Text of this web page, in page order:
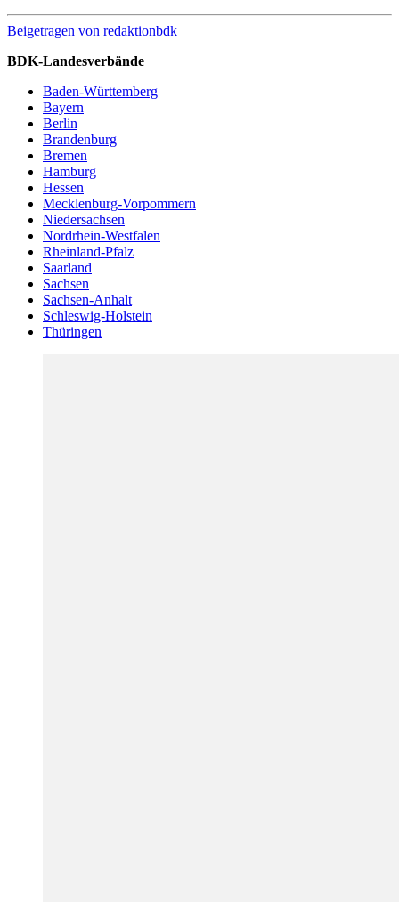
Beigetragen von redaktionbdk
BDK-Landesverbände
Baden-Württemberg
Bayern
Berlin
Brandenburg
Bremen
Hamburg
Hessen
Mecklenburg-Vorpommern
Niedersachsen
Nordrhein-Westfalen
Rheinland-Pfalz
Saarland
Sachsen
Sachsen-Anhalt
Schleswig-Holstein
Thüringen